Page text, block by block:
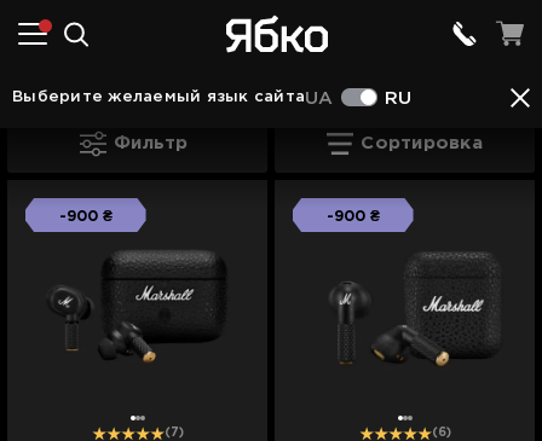
Выберите желаемый язык сайтаUA RU
Наушники в Полтаве Наушники Marshall в
Наушники Marshall в Полтаве
Фильтр Сортировка
-900 ₴
(7)
-900 ₴
(6)